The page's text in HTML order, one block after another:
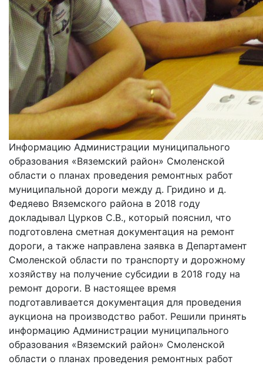
Информацию Администрации муниципального
образования «Вяземский район» Смоленской
области о планах проведения ремонтных работ
муниципальной дороги между д. Гридино и д.
Федяево Вяземского района в 2018 году
докладывал Цурков С.В., который пояснил, что
подготовлена сметная документация на ремонт
дороги, а также направлена заявка в Департамент
Смоленской области по транспорту и дорожному
хозяйству на получение субсидии в 2018 году на
ремонт дороги. В настоящее время
подготавливается документация для проведения
аукциона на производство работ. Решили принять
информацию Администрации муниципального
образования «Вяземский район» Смоленской
области о планах проведения ремонтных работ